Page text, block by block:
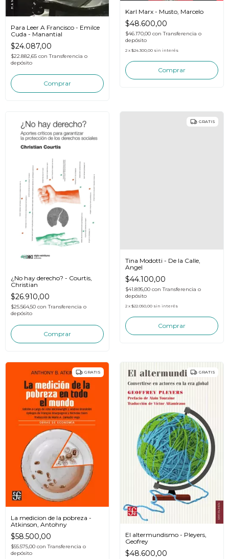
Para Leer A Francisco - Emilce
Cuda - Manantial
$24.087,00
$22.882,65 con Transferencia o
depósito
Karl Marx - Musto, Marcelo
$48.600,00
$46.170,00 con Transferencia o
depósito
2 x $24.300,00 sin interés
¿No hay derecho? - Courtis,
Christian
$26.910,00
$25.564,50 con Transferencia o
depósito
GRATIS
Tina Modotti - De la Calle,
Angel
$44.100,00
$41.895,00 con Transferencia o
depósito
2 x $22.050,00 sin interés
GRATIS
La medicion de la pobreza -
Atkinson, Antohny
$58.500,00
$55.575,00 con Transferencia o
depósito
GRATIS
El altermundismo - Pleyers,
Geofrey
$48.600,00